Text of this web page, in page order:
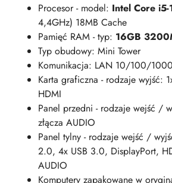
Procesor - model: Intel Core
4,4GHz) 18MB Cache
Pamięć RAM - typ: 16GB
Typ obudowy: Mini Tower
Komunikacja: LAN 10/100/
Karta graficzna - rodzaje wyjść:
HDMI
Panel przedni - rodzaje wejść /
złącza AUDIO
Panel tylny - rodzaje wejść /
2.0, 4x USB 3.0, DisplayPort,
AUDIO
Komputery zapakowane w